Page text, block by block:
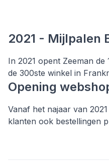
2021 - Mijlpalen
In 2021 opent Zeeman
de 300ste winkel in
Opening
Vanaf het najaar van
klanten ook bestellingen